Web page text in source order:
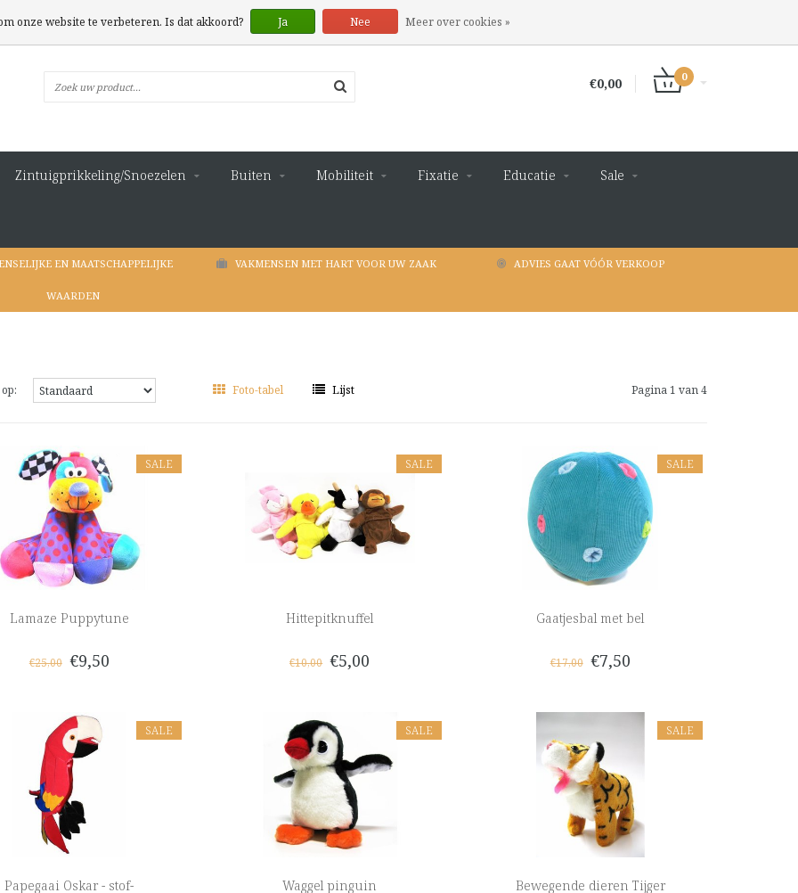
€0,00 0
Zintuigprikkeling/Snoezelen Buiten Mobiliteit Fixatie Educatie Sale
EN MAATSCHAPPELIJKE
WAARDEN
VAKMENSEN MET HART VOOR UW ZAAK ADVIES GAAT VÓÓR VERKOOP
Foto-tabel Lijst Pagina 1 van 4
SALE
Lamaze Puppytune
€25,00 €9,50
SALE
Hittepitknuffel
€10,00 €5,00
SALE
Gaatjesbal met bel
€17,00 €7,50
SALE
Papegaai Oskar - stof-
SALE
Waggel pinguin
SALE
Bewegende dieren Tijger
onze website te verbeteren. Is dat akkoord? Ja Nee Meer over cookies »